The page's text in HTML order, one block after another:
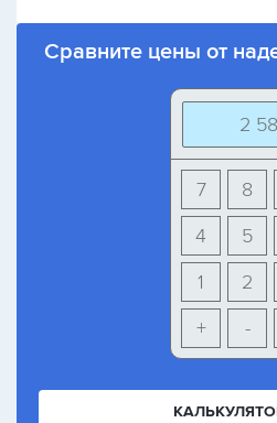
Сравните цены от
2
8
7
5
4
2
1
+
-